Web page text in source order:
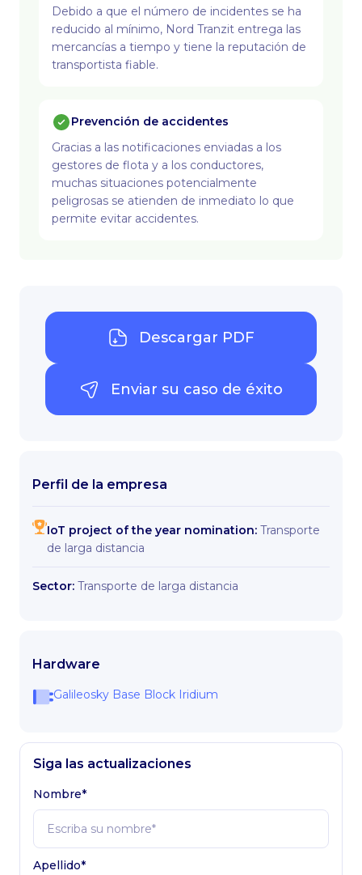
Debido a que el número de incidentes se ha
reducido al mínimo, Nord Tranzit entrega las
mercancías a tiempo y tiene la reputación de
transportista fiable.
Prevención de accidentes
Gracias a las notificaciones enviadas a los
gestores de flota y a los conductores,
muchas situaciones potencialmente
peligrosas se atienden de inmediato lo que
permite evitar accidentes.
Descargar PDF
Enviar su caso de éxito
Perfil de la empresa
IoT project of the year nomination: Transporte
de larga distancia
Sector: Transporte de larga distancia
Hardware
Galileosky Base Block Iridium
Siga las actualizaciones
Nombre*
Apellido*